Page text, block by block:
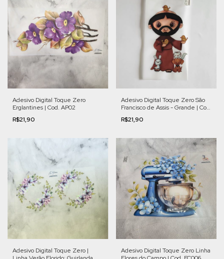
Adesivo Digital Toque Zero
Erglantines | Cod. AP02
R$21,90
Adesivo Digital Toque Zero São
Francisco de Assis - Grande | Cod.
LF07
R$21,90
Adesivo Digital Toque Zero |
Adesivo Digital Toque Zero Linha